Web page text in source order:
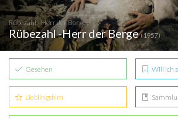
Rübezahl - Herr der Berge
Rübezahl -Herr der Berge(1957)
Gesehen Will ich
Lieblingsfilm